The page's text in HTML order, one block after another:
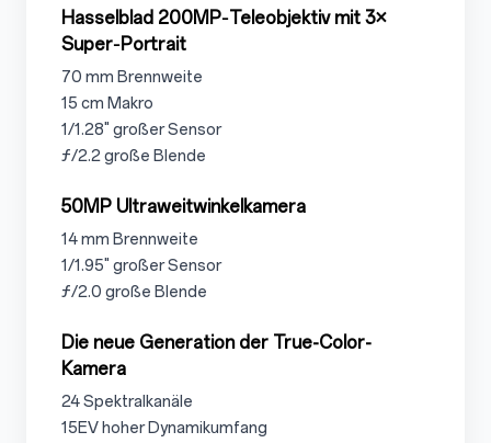
3.1.3
Hasselblad 200MP‑Teleobjektiv mit 3×
Super‑Portrait
3.1.3.1
70 mm Brennweite
3.1.3.2
15 cm Makro
3.1.3.3
1/1.28" großer Sensor
3.1.3.4
ƒ/2.2 große Blende
3.1.4
50MP Ultraweitwinkelkamera
3.1.4.1
14 mm Brennweite
3.1.4.2
1/1.95" großer Sensor
3.1.4.3
ƒ/2.0 große Blende
3.1.5
Die neue Generation der True-Color-
Kamera
3.1.5.1
24 Spektralkanäle
3.1.5.2
15EV hoher Dynamikumfang